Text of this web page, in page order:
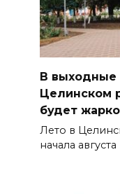
В выходные
Целинском
будет жарко
Лето в
начала августа